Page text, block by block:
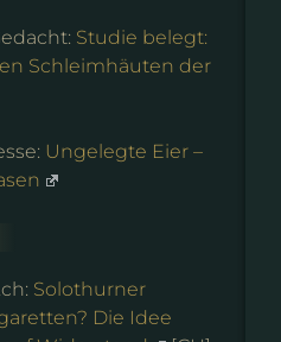
Studie belegt:
Schleimhäuten der
Ungelegte Eier –
Solothurner
Die Idee